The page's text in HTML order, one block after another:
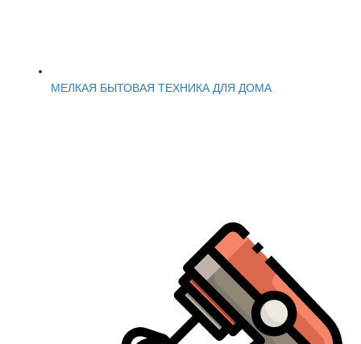
МЕЛКАЯ БЫТОВАЯ ТЕХНИКА ДЛЯ ДОМА